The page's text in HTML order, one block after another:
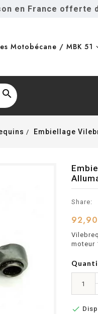
en France offerte
Motobécane / MBK 51

Embiellage
Share:
moteur
